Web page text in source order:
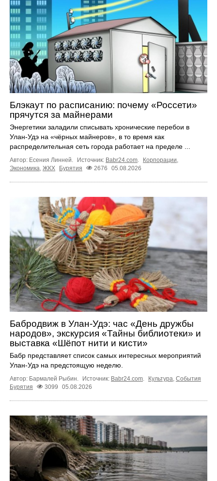
Блэкаут по расписанию: почему «Россети»
прячутся за майнерами
Энергетики заладили списывать хронические перебои в
Улан-Удэ на «чёрных майнеров», в то время как
распределительная сеть города работает на пределе ...
Автор: Есения Линней. Источник: Babr24.com. Корпорации,
Экономика, ЖКХ Бурятия 2676 05.08.2026
Бабродвиж в Улан-Удэ: час «День дружбы
народов», экскурсия «Тайны библиотеки» и
выставка «Шёпот нити и кисти»
Бабр представляет список самых интересных мероприятий
Улан-Удэ на предстоящую неделю.
Автор: Бармалей Рыбин. Источник: Babr24.com. Культура, События
Бурятия
3099 05.08.2026